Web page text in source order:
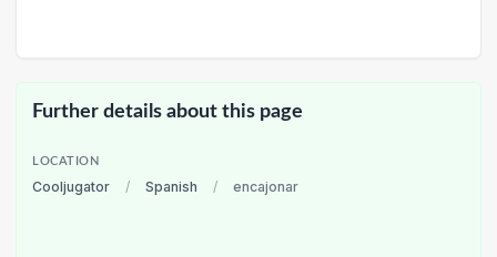
Further details about this page
LOCATION
Cooljugator / Spanish / encajonar